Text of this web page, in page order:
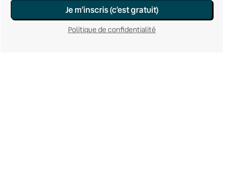
Je m’inscris (c’est gratuit)
Politique de confidentialité